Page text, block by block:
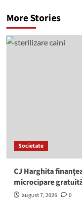
More Stories
Societate
CJ Harghita
microcipare
august 7, 2026 0